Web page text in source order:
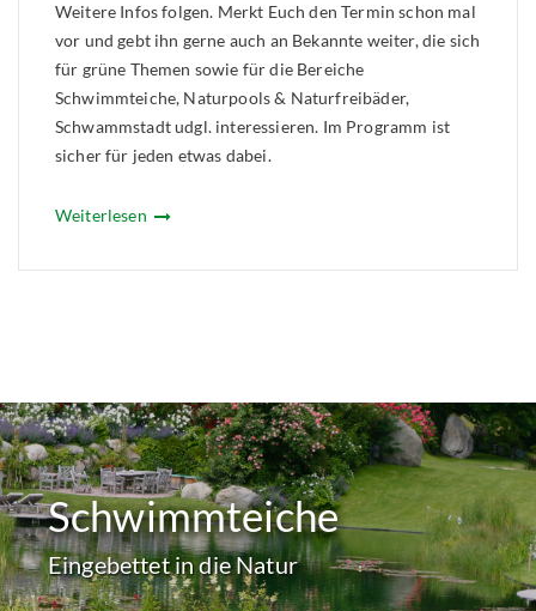
Weitere Infos folgen. Merkt Euch den Termin schon mal
vor und gebt ihn gerne auch an Bekannte weiter, die sich
für grüne Themen sowie für die Bereiche
Schwimmteiche, Naturpools & Naturfreibäder,
Schwammstadt udgl. interessieren. Im Programm ist
sicher für jeden etwas dabei.
Weiterlesen
Schwimmteiche
Eingebettet in die Natur